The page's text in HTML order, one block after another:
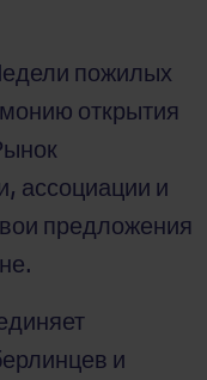
пожилых
открытия
ассоциации и
предложения
и